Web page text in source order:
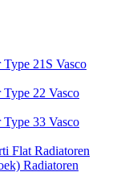
Type 21S Vasco
Type 22 Vasco
Type 33 Vasco
Flat Radiatoren
Radiatoren